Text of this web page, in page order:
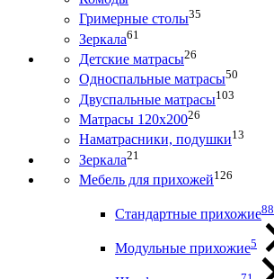
Гримерные столы35
Зеркала61
Детские матрасы26
Односпальные матрасы50
Двуспальные матрасы103
Матрасы 120х20026
Наматрасники, подушки13
Зеркала21
Мебель для прихожей126
Стандартные прихожие88
Модульные прихожие5